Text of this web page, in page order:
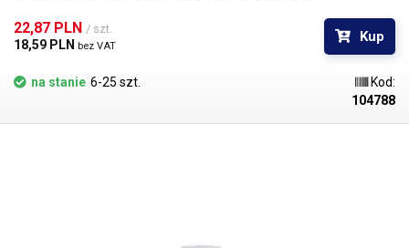
budownictwo, rolnictwo i hydraulika. Głównymi zaletami złączy
mosiężnych są ich odporność na korozję, wysoka wytrzymałość i długa
wymagana jest niezawodność i odporność na zużycie. Złączki
Opakowanie:
22,87 PLN / szt.
18,59 PLN bez VAT
Kup
na stanie 6-25 szt.
Kod:
104788